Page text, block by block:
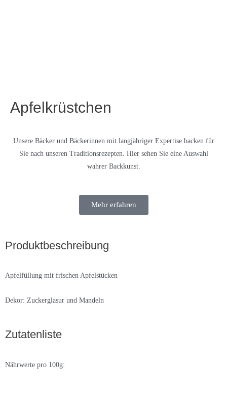
Apfelkrüstchen
Unsere Bäcker und Bäckerinnen mit langjähriger Expertise backen für
Sie nach unseren Traditionsrezepten. Hier sehen Sie eine Auswahl
wahrer Backkunst.
Mehr erfahren
Produktbeschreibung
Apfelfüllung mit frischen Apfelstücken
Dekor: Zuckerglasur und Mandeln
Zutatenliste
Nährwerte pro 100g: